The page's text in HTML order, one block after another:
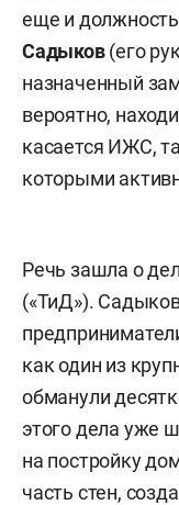
еще и
Садыков(его
назначенный
вероятно,
касается ИЖС,
которыми
Речь зашла о
(«ТиД»).
как один из
обманули
этого дела уже
на постройку
часть стен,